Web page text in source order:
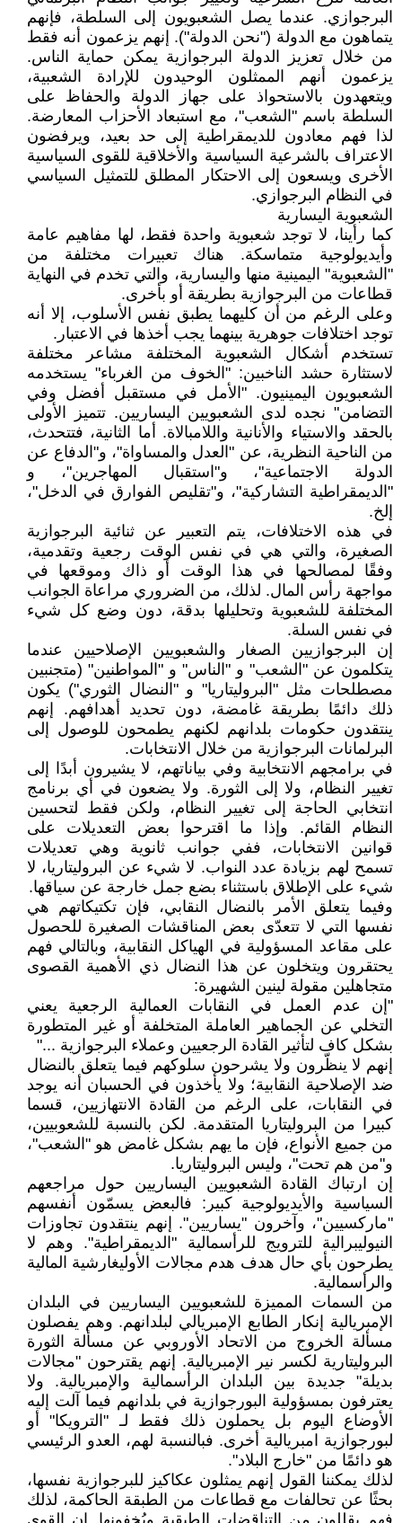
البرجوازي. عندما يصل الشعبويون إلى السلطة، فإنهم
يتماهون مع الدولة ("نحن الدولة"). إنهم يزعمون أنه فقط
من خلال تعزيز الدولة البرجوازية يمكن حماية الناس.
يزعمون أنهم الممثلون الوحيدون للإرادة الشعبية،
ويتعهدون بالاستحواذ على جهاز الدولة والحفاظ على
السلطة باسم "الشعب"، مع استبعاد الأحزاب المعارضة.
لذا فهم معادون للديمقراطية إلى حد بعيد، ويرفضون
الاعتراف بالشرعية السياسية والأخلاقية للقوى السياسية
الأخرى ويسعون إلى الاحتكار المطلق للتمثيل السياسي
في النظام البرجوازي.
الشعبوية اليسارية
كما رأينا، لا توجد شعبوية واحدة فقط، لها مفاهيم عامة
وأيديولوجية متماسكة. هناك تعبيرات مختلفة من
"الشعبوية" اليمينية منها واليسارية، والتي تخدم في النهاية
قطاعات من البرجوازية بطريقة أو بأخرى.
وعلى الرغم من أن كليهما يطبق نفس الأسلوب، إلا أنه
توجد اختلافات جوهرية بينهما يجب أخذها في الاعتبار.
تستخدم أشكال الشعبوية المختلفة مشاعر مختلفة
لاستثارة حشد الناخبين: "الخوف من الغرباء" يستخدمه
الشعبويون اليمينيون. "الأمل في مستقبل أفضل وفي
التضامن" نجده لدى الشعبويين اليساريين. تتميز الأولى
بالحقد والاستياء والأنانية واللامبالاة. أما الثانية، فتتحدث،
من الناحية النظرية، عن "العدل والمساواة"، و"الدفاع عن
الدولة الاجتماعية"، و"استقبال المهاجرين"، و
"الديمقراطية التشاركية"، و"تقليص الفوارق في الدخل"،
إلخ.
في هذه الاختلافات، يتم التعبير عن ثنائية البرجوازية
الصغيرة، والتي هي في نفس الوقت رجعية وتقدمية،
وفقًا لمصالحها في هذا الوقت أو ذاك وموقعها في
مواجهة رأس المال. لذلك، من الضروري مراعاة الجوانب
المختلفة للشعبوية وتحليلها بدقة، دون وضع كل شيء
في نفس السلة.
إن البرجوازيين الصغار والشعبويين الإصلاحيين عندما
يتكلمون عن "الشعب" و "الناس" و "المواطنين" (متجنبين
مصطلحات مثل "البروليتاريا" و "النضال الثوري") يكون
ذلك دائمًا بطريقة غامضة، دون تحديد أهدافهم. إنهم
ينتقدون حكومات بلدانهم لكنهم يطمحون للوصول إلى
البرلمانات البرجوازية من خلال الانتخابات.
في برامجهم الانتخابية وفي بياناتهم، لا يشيرون أبدًا إلى
تغيير النظام، ولا إلى الثورة. ولا يضعون في أي برنامج
انتخابي الحاجة إلى تغيير النظام، ولكن فقط لتحسين
النظام القائم. وإذا ما اقترحوا بعض التعديلات على
قوانين الانتخابات، ففي جوانب ثانوية وهي تعديلات
تسمح لهم بزيادة عدد النواب. لا شيء عن البروليتاريا، لا
شيء على الإطلاق باستثناء بضع جمل خارجة عن سياقها.
وفيما يتعلق الأمر بالنضال النقابي، فإن تكتيكاتهم هي
نفسها التي لا تتعدّى بعض المناقشات الصغيرة للحصول
على مقاعد المسؤولية في الهياكل النقابية، وبالتالي فهم
يحتقرون ويتخلون عن هذا النضال ذي الأهمية القصوى
متجاهلين مقولة لينين الشهيرة:
"إن عدم العمل في النقابات العمالية الرجعية يعني
التخلي عن الجماهير العاملة المتخلفة أو غير المتطورة
بشكل كاف لتأثير القادة الرجعيين وعملاء البرجوازية ..."
إنهم لا ينظّرون ولا يشرحون سلوكهم فيما يتعلق بالنضال
ضد الإصلاحية النقابية؛ ولا يأخذون في الحسبان أنه يوجد
في النقابات، على الرغم من القادة الانتهازيين، قسما
كبيرا من البروليتاريا المتقدمة. لكن بالنسبة للشعوبيين،
من جميع الأنواع، فإن ما يهم بشكل غامض هو "الشعب"،
و"من هم تحت"، وليس البروليتاريا.
إن ارتباك القادة الشعبويين اليساريين حول مراجعهم
السياسية والأيديولوجية كبير: فالبعض يسمّون أنفسهم
"ماركسيين"، وآخرون "يساريين". إنهم ينتقدون تجاوزات
النيوليبرالية للترويج للرأسمالية "الديمقراطية". وهم لا
يطرحون بأي حال هدف هدم مجالات الأوليغارشية المالية
والرأسمالية.
من السمات المميزة للشعبويين اليساريين في البلدان
الإمبريالية إنكار الطابع الإمبريالي لبلدانهم. وهم يفصلون
مسألة الخروج من الاتحاد الأوروبي عن مسألة الثورة
البروليتارية لكسر نير الإمبريالية. إنهم يقترحون "مجالات
بديلة" جديدة بين البلدان الرأسمالية والإمبريالية. ولا
يعترفون بمسؤولية البورجوازية في بلدانهم فيما آلت إليه
الأوضاع اليوم بل يحملون ذلك فقط لـ "الترويكا" أو
لبورجوازية امبريالية أخرى. فبالنسبة لهم، العدو الرئيسي
هو دائمًا من "خارج البلاد".
لذلك يمكننا القول إنهم يمثلون عكاكيز للبرجوازية نفسها،
بحثًا عن تحالفات مع قطاعات من الطبقة الحاكمة، لذلك